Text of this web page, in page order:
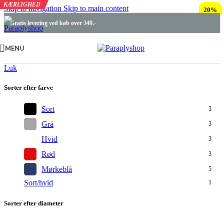
Skip to navigation Skip to main content
Gratis levering ved køb over 349.-
MENU
Luk
Sorter efter farve
Sort 3
Grå 3
Hvid 3
Rød 3
Mørkeblå 5
Sort/hvid 1
Sorter efter diameter
KÆRLIGHED
20%
KÆRLIGHED
25%
KÆRLIGHED
20%